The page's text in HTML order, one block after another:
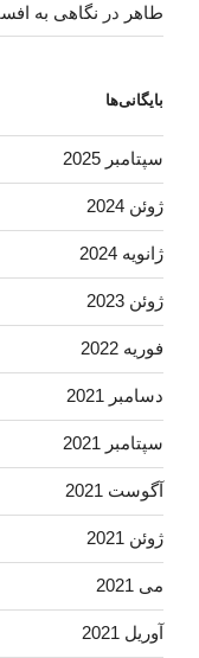
طاهر در نگاهی به
بایگانی‌ها
سپتامبر 2025
ژوئن 2024
ژانویه 2024
ژوئن 2023
فوریه 2022
دسامبر 2021
سپتامبر 2021
آگوست 2021
ژوئن 2021
می 2021
آوریل 2021